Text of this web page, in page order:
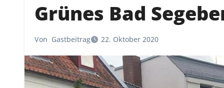
Grünes Bad
Von Gastbeitrag 22. Oktober 2020